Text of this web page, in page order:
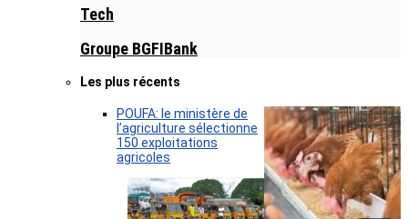
Tech
Groupe BGFIBank
Les plus récents
POUFA: le ministère de
l’agriculture sélectionne
150 exploitations
agricoles